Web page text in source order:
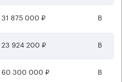
31 875 000 ₽ B
23 924 200 ₽ B
60 300 000 ₽ B